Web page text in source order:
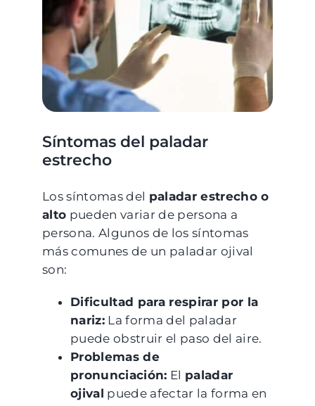
Síntomas del paladar
estrecho
Los síntomas del paladar estrecho o
alto pueden variar de persona a
persona. Algunos de los síntomas
más comunes de un paladar ojival
son:
Dificultad para respirar por la
nariz:La forma del paladar
puede obstruir el paso del aire.
Problemas de
pronunciación: El paladar
ojival puede afectar la forma en